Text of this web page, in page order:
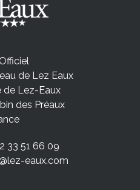
de Lez Eaux
de Lez-Eaux
des Préaux
33 51 66 09
eaux.com